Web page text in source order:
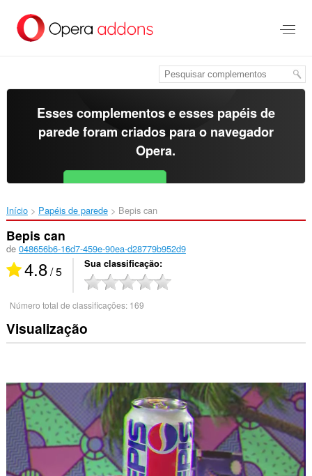
para
Esses complementos e esses papéis de
parede foram criados para o navegador
Opera.
Baixar o Opera Free for Android
Início Papéis de parede Bepis can‎
Bepis can
de 048656b6-16d7-459e-90ea-d28779b952d9
4.8/ 5 Sua classificação
Número total de classificações: 169
Visualização